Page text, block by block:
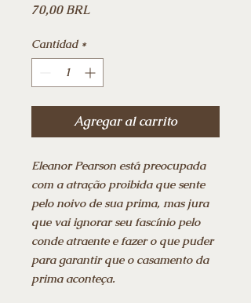
70,00 BRLPrecio
Cantidad *
Agregar al carrito
Eleanor Pearson está preocupada
com a atração proibida que sente
pelo noivo de sua prima, mas jura
que vai ignorar seu fascínio pelo
conde atraente e fazer o que puder
para garantir que o casamento da
prima aconteça.